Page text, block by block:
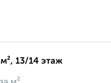
13/14 этаж